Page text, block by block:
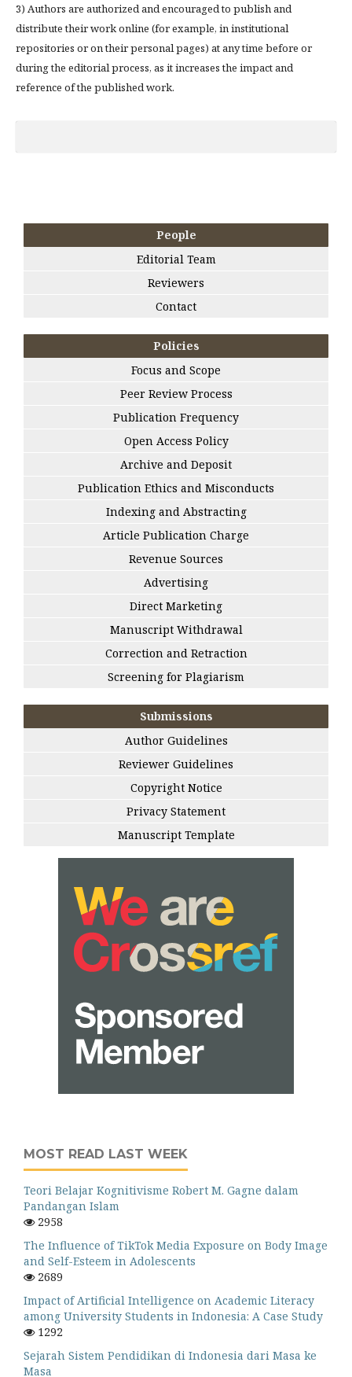
3) Authors are authorized and encouraged to publish and
distribute their work online (for example, in institutional
repositories or on their personal pages) at any time before or
during the editorial process, as it increases the impact and
reference of the published work.
People
Editorial Team
Reviewers
Contact
Policies
Focus and Scope
Peer Review Process
Publication Frequency
Open Access Policy
Archive and Deposit
Publication Ethics and Misconducts
Indexing and Abstracting
Article Publication Charge
Revenue Sources
Advertising
Direct Marketing
Manuscript Withdrawal
Correction and Retraction
Screening for Plagiarism
Submissions
Author Guidelines
Reviewer Guidelines
Copyright Notice
Privacy Statement
Manuscript Template
MOST READ LAST WEEK
Teori Belajar Kognitivisme Robert M. Gagne dalam
Pandangan Islam
2958
The Influence of TikTok Media Exposure on Body Image
and Self-Esteem in Adolescents
2689
Impact of Artificial Intelligence on Academic Literacy
among University Students in Indonesia: A Case Study
1292
Sejarah Sistem Pendidikan di Indonesia dari Masa ke
Masa